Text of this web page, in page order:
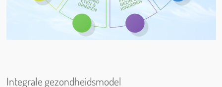
Integrale gezondheidsmodel